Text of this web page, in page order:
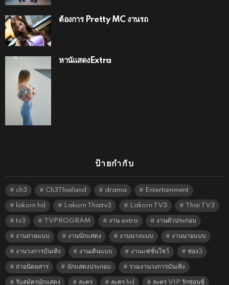
ต้องการ Pretty MC งานรถ
หานัแสดงExtra
ป้ายกำกับ
ch3 Ch3Thailand drama Entertainment
lakorn hd Lakorn Thaitv3 Lakorn TV3 Thai TV3
tv3 TVPROGRAM งาน extra งานตัวประกอบ
งานถ่ายแบบ งานนักแสดง งานนางแบบ งานนายแบบ
งานวงการบันเทิง งานเดินแบบ งานแฟชั่นโชว์ ช่อง3
ถ่ายนิตยสาร นักแสดงประกอบ รวมงานวงการบันเทิง
รับสมัครนักแสดง ละคร ละคร hd ละคร VIP รักซ่อนชู้